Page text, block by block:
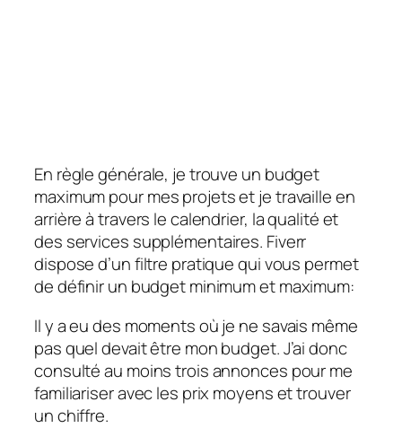
En règle générale, je trouve un budget
maximum pour mes projets et je travaille en
arrière à travers le calendrier, la qualité et
des services supplémentaires. Fiverr
dispose d’un filtre pratique qui vous permet
de définir un budget minimum et maximum:
Il y a eu des moments où je ne savais même
pas quel devait être mon budget. J’ai donc
consulté au moins trois annonces pour me
familiariser avec les prix moyens et trouver
un chiffre.